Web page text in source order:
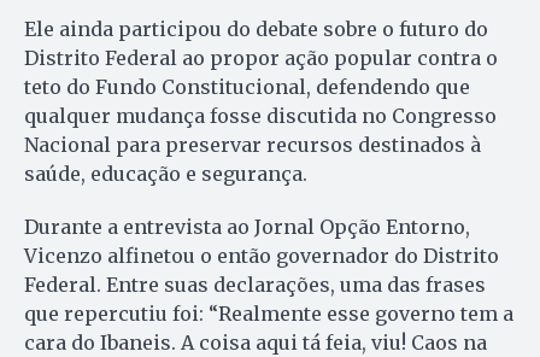
Ele ainda participou do debate sobre o futuro do
Distrito Federal ao propor ação popular contra o
teto do Fundo Constitucional, defendendo que
qualquer mudança fosse discutida no Congresso
Nacional para preservar recursos destinados à
saúde, educação e segurança.
Durante a entrevista ao Jornal Opção Entorno,
Vicenzo alfinetou o então governador do Distrito
Federal. Entre suas declarações, uma das frases
que repercutiu foi: “Realmente esse governo tem a
cara do Ibaneis. A coisa aqui tá feia, viu! Caos na